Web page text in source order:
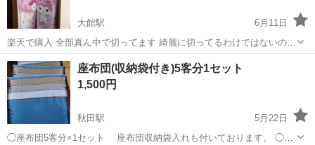
大館駅
6月11日
楽天で購入 全部真ん中で切ってます 綺麗に切ってるわけではないので
ご理解ある方のみお願いします🙇‍♂️
秋田 大館市 大館駅 ファブリック、カバー
座布団(収納袋付き)5客分1セット
1,500円
秋田駅
5月22日
◯座布団5客分×1セット 座布団収納袋入れも付いております。 ◯レ